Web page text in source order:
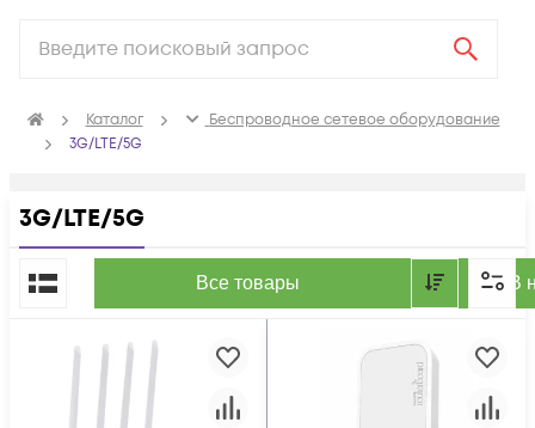
Каталог
Беспроводное сетевое оборудование
3G/LTE/5G
3G/LTE/5G
Все товары В
По популярности